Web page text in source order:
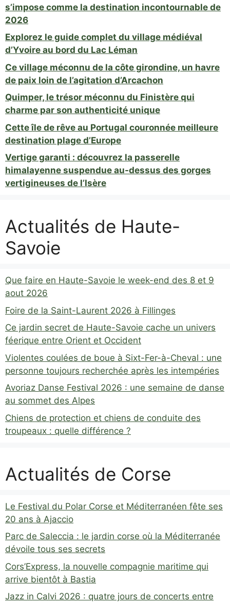
s’impose comme la destination incontournable de
2026
Explorez le guide complet du village médiéval
d’Yvoire au bord du Lac Léman
Ce village méconnu de la côte girondine, un havre
de paix loin de l’agitation d’Arcachon
Quimper, le trésor méconnu du Finistère qui
charme par son authenticité unique
Cette île de rêve au Portugal couronnée meilleure
destination plage d’Europe
Vertige garanti : découvrez la passerelle
himalayenne suspendue au-dessus des gorges
vertigineuses de l’Isère
Actualités de Haute-
Savoie
Que faire en Haute-Savoie le week-end des 8 et 9
aout 2026
Foire de la Saint-Laurent 2026 à Fillinges
Ce jardin secret de Haute-Savoie cache un univers
féerique entre Orient et Occident
Violentes coulées de boue à Sixt-Fer-à-Cheval : une
personne toujours recherchée après les intempéries
Avoriaz Danse Festival 2026 : une semaine de danse
au sommet des Alpes
Chiens de protection et chiens de conduite des
troupeaux : quelle différence ?
Actualités de Corse
Le Festival du Polar Corse et Méditerranéen fête ses
20 ans à Ajaccio
Parc de Saleccia : le jardin corse où la Méditerranée
dévoile tous ses secrets
Cors’Express, la nouvelle compagnie maritime qui
arrive bientôt à Bastia
Jazz in Calvi 2026 : quatre jours de concerts entre